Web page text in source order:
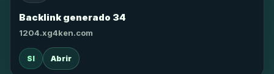
Backlink generado 34
1204.xg4ken.com
SI Abrir